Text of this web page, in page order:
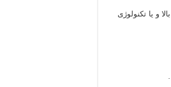
و یا تکنولوژی